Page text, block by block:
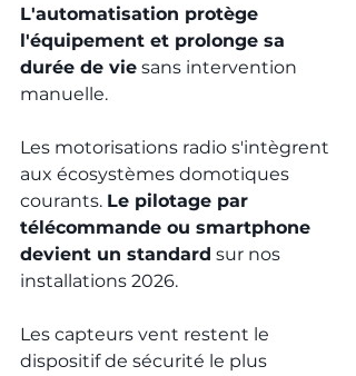
L'automatisation protège
l'équipement et prolonge sa
durée de vie sans intervention
manuelle.
Les motorisations radio s'intègrent
aux écosystèmes domotiques
courants. Le pilotage par
télécommande ou smartphone
devient un standard sur nos
installations 2026.
Les capteurs vent restent le
dispositif de sécurité le plus